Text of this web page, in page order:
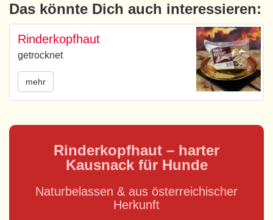
Das könnte Dich auch interessieren:
Rinderkopfhaut
getrocknet
mehr
Rinderkopfhaut – harter
Kausnack für Hunde
Naturbelassen & aus österreichischer
Herkunft